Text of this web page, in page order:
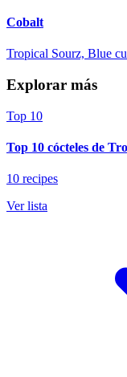
Cobalt
Tropical Sourz, Blue
Explorar más
Top 10
Top 10 cócteles de
10 recipes
Ver lista